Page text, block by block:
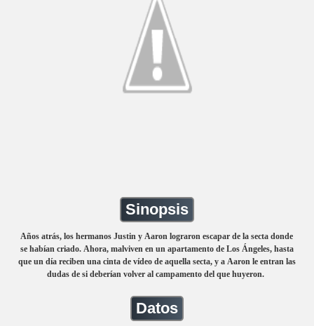
Sinopsis
Años atrás, los hermanos Justin y Aaron lograron escapar de la secta donde
se habían criado. Ahora, malviven en un apartamento de Los Ángeles, hasta
que un día reciben una cinta de vídeo de aquella secta, y a Aaron le entran las
dudas de si deberían volver al campamento del que huyeron.
Datos